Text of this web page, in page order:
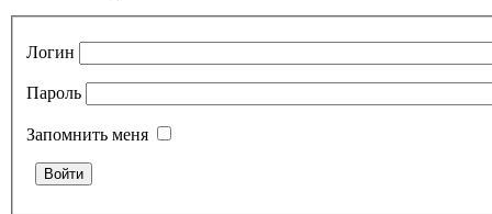
Логин
Пароль
Запомнить меня